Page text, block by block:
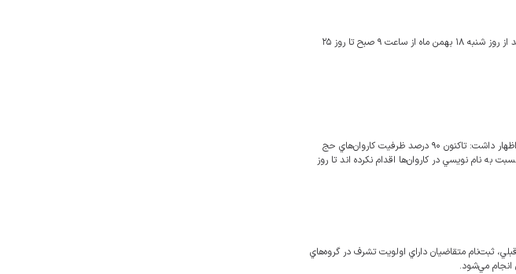
مدير كل عتبات عاليات سازمان حج و زيارت كشور، اعلام كرد: متقاضيان اعزام به عتيات عاليات درايام تعطيلات نوروز، مي‌توانند از روز شنبه ۱۸ بهمن ماه از ساعت ۹ صبح تا روز ۲۵
مديركل برنامه ريزي پذيرش و اعزام سازمان حج و زيارت از استقبال بسيار خوب متقاضيان حج تمتع در سال جاري خبر داد و اظهار داشت: تاكنون ۹۰ درصد ظرفيت كاروان‌هاي حج
نسبت به نام نويسي در كاروان‌ها اقدام نكرده اند تا روز
ثبت‌نام متقاضيان داراي اولويت تشرف در گروه‌هاي